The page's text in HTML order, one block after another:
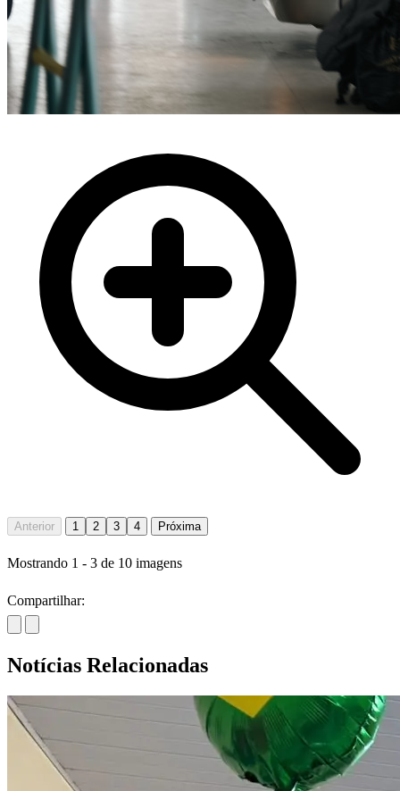
Anterior 1 2 3 4 Próxima
Mostrando 1 - 3 de 10 imagens
Compartilhar:
Notícias Relacionadas